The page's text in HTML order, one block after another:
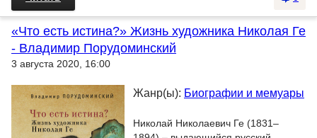
«Что есть истина?» Жизнь художника Николая Ге
- Владимир Порудоминский
3 августа 2020, 16:00
Жанр(ы): Биографии и мемуары
Николай Николаевич Ге (1831–